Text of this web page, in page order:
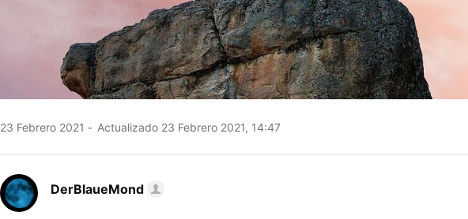
23 Febrero 2021 Actualizado 23 Febrero 2021, 14:47
DerBlaueMond